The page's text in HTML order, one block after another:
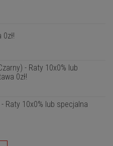
- Raty 10x0% lub
0zł!
- Raty 10x0% lub specjalna